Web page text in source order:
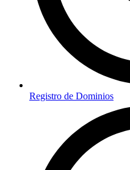
Registro de Dominios